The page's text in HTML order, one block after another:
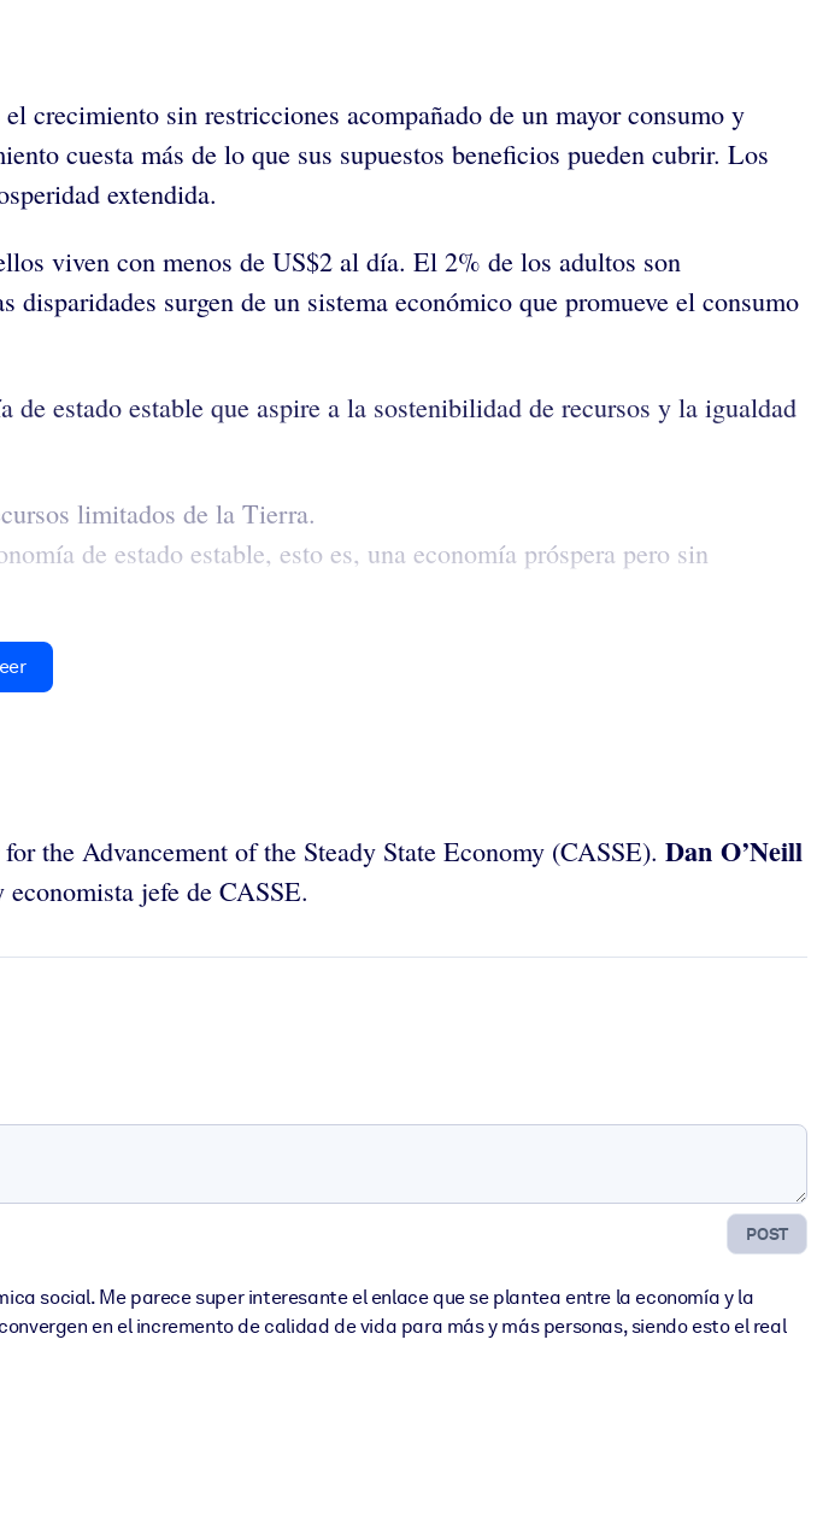
crecimiento sin restricciones acompañado de un mayor consumo y
cuesta más de lo que sus supuestos beneficios pueden cubrir. Los
extendida.
viven con menos de US$2 al día. El 2% de los adultos son
surgen de un sistema económico que promueve el consumo
estado estable que aspire a la sostenibilidad de recursos y la igualdad
limitados de la Tierra.
de estado estable, esto es, una economía próspera pero sin
the Advancement of the Steady State Economy (CASSE). Dan O’Neill
jefe de CASSE.
POST
social. Me parece super interesante el enlace que se plantea entre la economía y la
en el incremento de calidad de vida para más y más personas, siendo esto el real